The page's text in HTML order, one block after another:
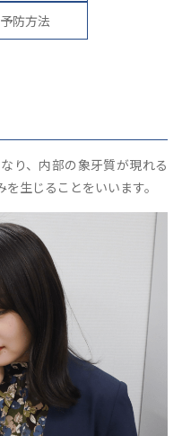
防方法
り、内部の象牙質が現れる
生じることをいいます。